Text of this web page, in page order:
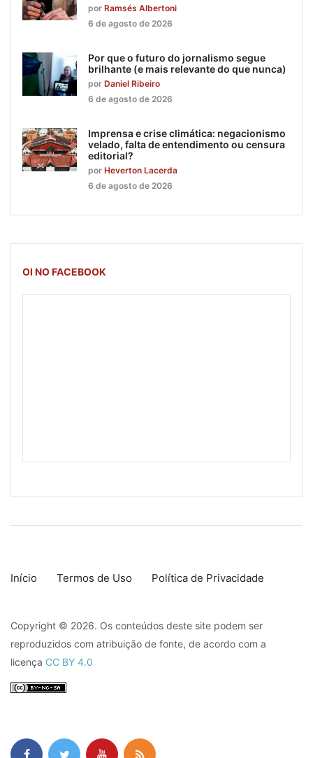
por Ramsés Albertoni
6 de agosto de 2026
Por que o futuro do jornalismo segue
brilhante (e mais relevante do que nunca)
por Daniel Ribeiro
6 de agosto de 2026
Imprensa e crise climática: negacionismo
velado, falta de entendimento ou censura
editorial?
por Heverton Lacerda
6 de agosto de 2026
OI NO FACEBOOK
Início Termos de Uso Política de Privacidade
Copyright © 2026. Os conteúdos deste site podem ser
reproduzidos com atribuição de fonte, de acordo com a
licença CC BY 4.0